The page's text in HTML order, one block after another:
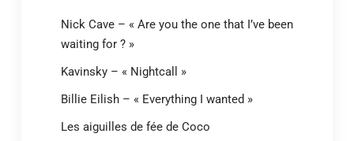
Nick Cave – « Are you the one that I’ve been
waiting for ? »
Kavinsky – « Nightcall »
Billie Eilish – « Everything I wanted »
Les aiguilles de fée de Coco